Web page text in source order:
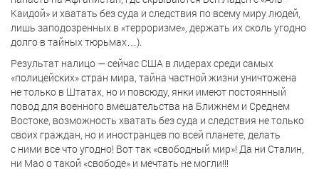
Каидой» и хватать без суда и следствия по всему миру людей,
лишь заподозренных в «терроризме», держать их сколь угодно
долго в тайных тюрьмах…).
Результат налицо — сейчас США в лидерах среди самых
«полицейских» стран мира, тайна частной жизни уничтожена
не только в Штатах, но и повсюду, янки имеют постоянный
повод для военного вмешательства на Ближнем и Среднем
Востоке, возможность хватать без суда и следствия не только
своих граждан, но и иностранцев по всей планете, делать
с ними все что угодно! Вот так «свободный мир»! Да ни Сталин,
ни Мао о такой «свободе» и мечтать не могли!!!